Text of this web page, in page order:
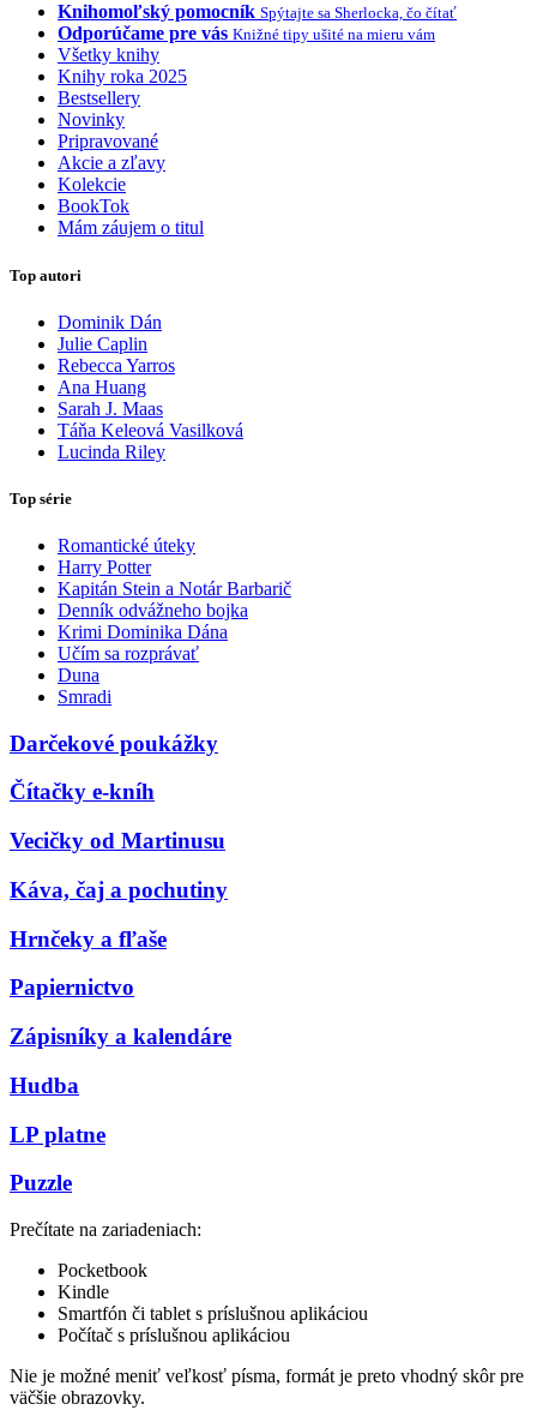
Knihomoľský pomocník Spýtajte sa Sherlocka, čo čítať
Odporúčame pre vás Knižné tipy ušité na mieru vám
Všetky knihy
Knihy roka 2025
Bestsellery
Novinky
Pripravované
Akcie a zľavy
Kolekcie
BookTok
Mám záujem o titul
Top autori
Dominik Dán
Julie Caplin
Rebecca Yarros
Ana Huang
Sarah J. Maas
Táňa Keleová Vasilková
Lucinda Riley
Top série
Romantické úteky
Harry Potter
Kapitán Stein a Notár Barbarič
Denník odvážneho bojka
Krimi Dominika Dána
Učím sa rozprávať
Duna
Smradi
Darčekové poukážky
Čítačky e-kníh
Vecičky od Martinusu
Káva, čaj a pochutiny
Hrnčeky a fľaše
Papiernictvo
Zápisníky a kalendáre
Hudba
LP platne
Puzzle
Prečítate na zariadeniach:
Pocketbook
Kindle
Smartfón či tablet s príslušnou aplikáciou
Počítač s príslušnou aplikáciou
Nie je možné meniť veľkosť písma, formát je preto vhodný skôr pre
väčšie obrazovky.